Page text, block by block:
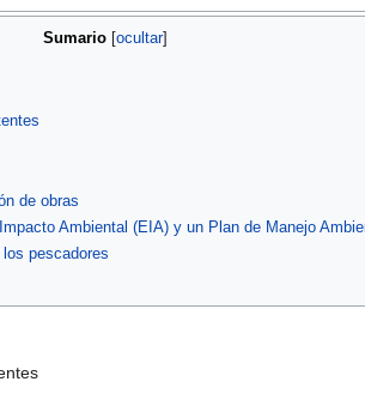
Sumario
de obras
Ambiental (EIA) y un Plan de Manejo
pescadores